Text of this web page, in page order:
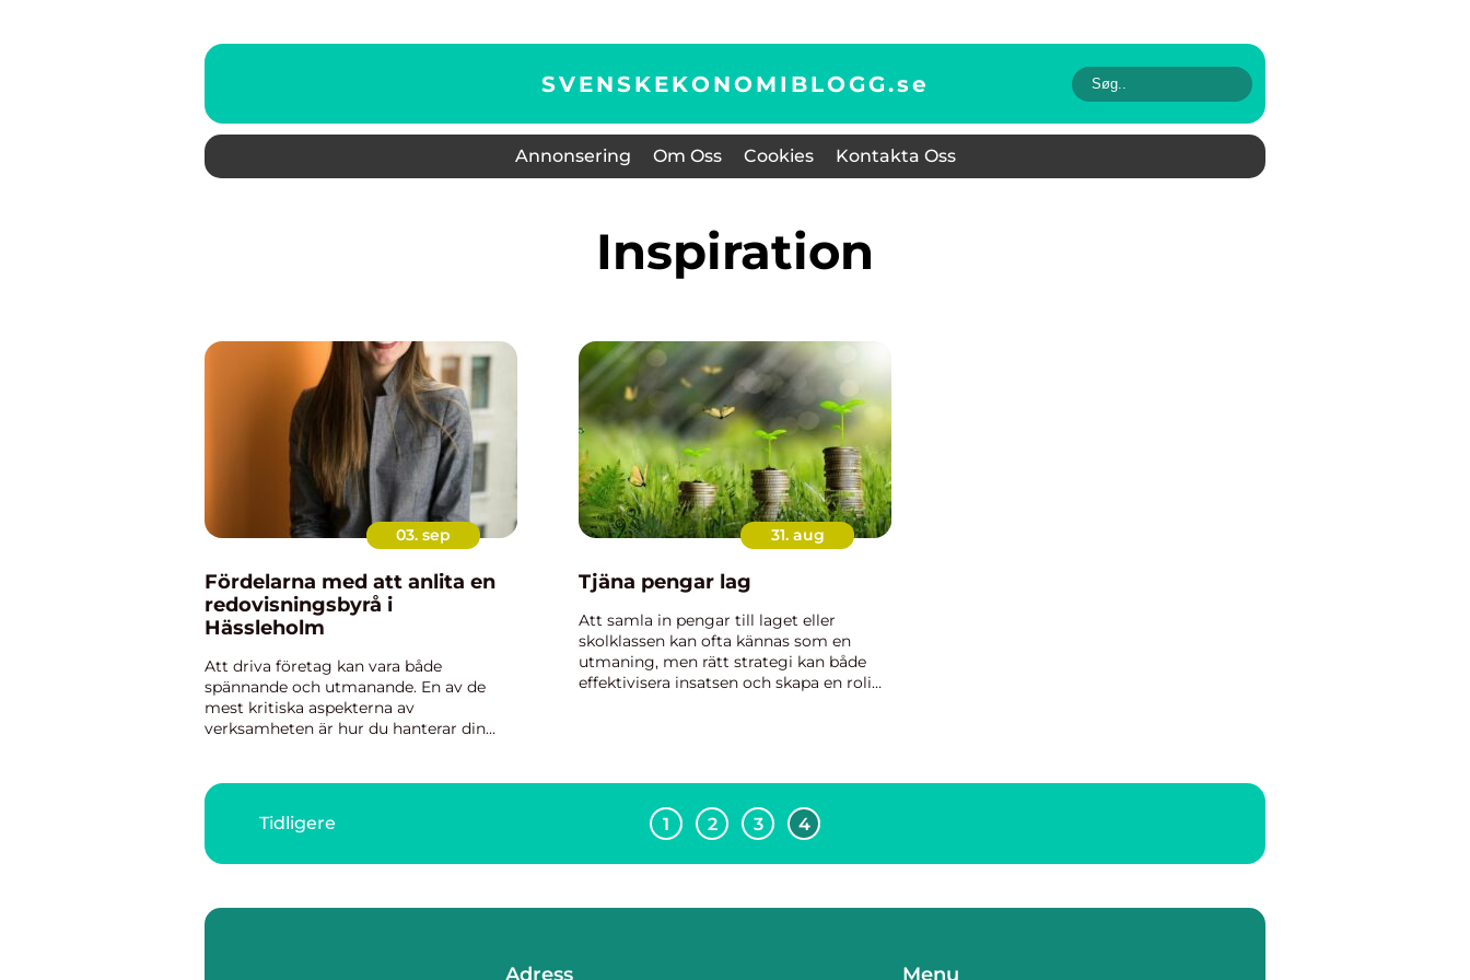
SVENSKEKONOMIBLOGG.se
Annonsering Om Oss Cookies Kontakta Oss
inspiration
03. sep
Fördelarna med att anlita en
redovisningsbyrå i
Hässleholm
Att driva företag kan vara både
spännande och utmanande. En av de
mest kritiska aspekterna av
verksamheten är hur du hanterar din
upp...
31. aug
Tjäna pengar lag
Att samla in pengar till laget eller
skolklassen kan ofta kännas som en
utmaning, men rätt strategi kan både
effektivisera insatsen och skapa en rolig
Tidligere 1 2 3 4
Adress Menu